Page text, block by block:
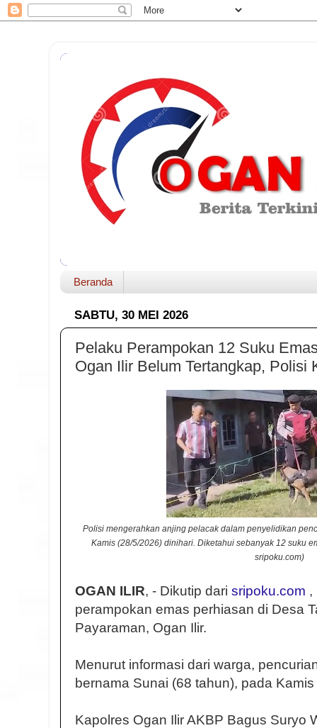
Beranda
SABTU, 30 MEI 2026
Pelaku Perampokan 12 Suku
Ogan Ilir Belum Tertangkap, Polisi
Polisi mengerahkan anjing pelacak dalam penyelidikan
Kamis (28/5/2026) dinihari. Diketahui sebanyak 12 suku
sripoku.com)
OGAN ILIR, - Dikutip dari sripoku.com ,
perampokan emas perhiasan di Desa
Payaraman, Ogan Ilir.
Menurut informasi dari warga,
bernama Sunai (68 tahun), pada
Kapolres Ogan Ilir AKBP Bagus Suryo